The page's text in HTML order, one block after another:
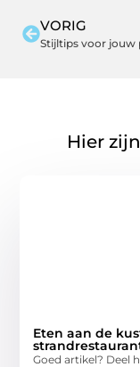
VORIG
Stijltips voor jouw
Hier
Eten aan de
Goed artikel? Deel